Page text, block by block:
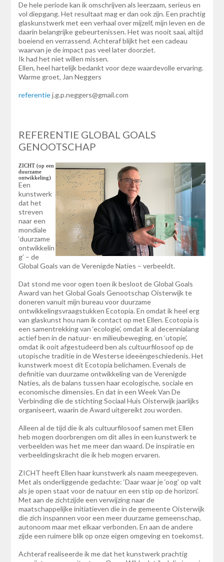
De hele periode kan ik omschrijven als leerzaam, serieus en
vol diepgang. Het resultaat mag er dan ook zijn. Een prachtig
glaskunstwerk met een verhaal over mijzelf, mijn leven en de
daarin belangrijke gebeurtenissen. Het was nooit saai, altijd
boeiend en verrassend. Achteraf blijkt het een cadeau
waarvan je de impact pas veel later doorziet.
Ik had het niet willen missen.
Ellen, heel hartelijk bedankt voor deze waardevolle ervaring.
Warme groet, Jan Neggers
referentiej.g.p.neggers@gmail.com
REFERENTIE GLOBAL GOALS
GENOOTSCHAP
ZICHT (op een
duurzame
ontwikkeling)
Een
kunstwerk
dat het
streven
naar een
mondiale
‘duurzame
ontwikkelin
g’ – de
Global Goals van de Verenigde Naties – verbeeldt.
Dat stond me voor ogen toen ik besloot de Global Goals
Award van het Global Goals Genootschap Oisterwijk te
doneren vanuit mijn bureau voor duurzame
ontwikkelingsvraagstukken Ecotopia. En omdat ik heel erg
van glaskunst hou nam ik contact op met Ellen. Ecotopia is
een samentrekking van ‘ecologie’, omdat ik al decennialang
actief ben in de natuur- en milieubeweging, en ‘utopie’,
omdat ik ooit afgestudeerd ben als cultuurfilosoof op de
utopische traditie in de Westerse ideeëngeschiedenis. Het
kunstwerk moest dit Ecotopia belichamen. Evenals de
definitie van duurzame ontwikkeling van de Verenigde
Naties, als de balans tussen haar ecologische, sociale en
economische dimensies. En dat in een Week Van De
Verbinding die de stichting Sociaal Huis Oisterwijk jaarlijks
organiseert, waarin de Award uitgereikt zou worden.
Alleen al de tijd die ik als cultuurfilosoof samen met Ellen
heb mogen doorbrengen om dit alles in een kunstwerk te
verbeelden was het me meer dan waard. De inspiratie en
verbeeldingskracht die ik heb mogen ervaren.
ZICHT heeft Ellen haar kunstwerk als naam meegegeven.
Met als onderliggende gedachte: ‘Daar waar je ‘oog’ op valt
als je open staat voor de natuur en een stip op de horizon’.
Met aan de zichtzijde een verwijzing naar de
maatschappelijke initiatieven die in de gemeente Oisterwijk
die zich inspannen voor een meer duurzame gemeenschap,
autonoom maar met elkaar verbonden. En aan de andere
zijde een ruimere blik op onze eigen omgeving en toekomst.
Achteraf realiseerde ik me dat het kunstwerk prachtig